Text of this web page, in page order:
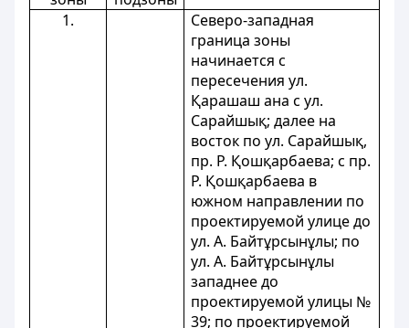
1.
Северо-западная
граница зоны
начинается с
пересечения ул.
Қарашаш ана с ул.
Сарайшық; далее на
восток по ул. Сарайшық,
пр. Р. Қошқарбаева; с пр.
Р. Қошқарбаева в
южном направлении по
проектируемой улице до
ул. А. Байтұрсынұлы; по
ул. А. Байтұрсынұлы
западнее до
проектируемой улицы №
39; по проектируемой